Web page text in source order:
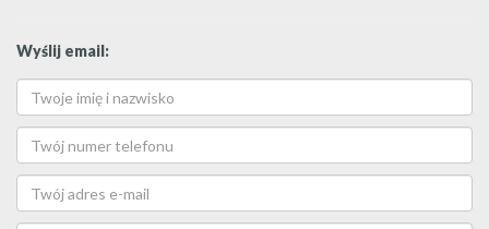
Wyślij email: